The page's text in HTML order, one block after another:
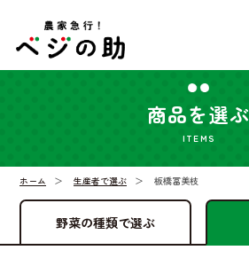
商品を選ぶ
ITEMS
ホーム 生産者で選ぶ 板橋冨美枝
野菜の種類で選ぶ